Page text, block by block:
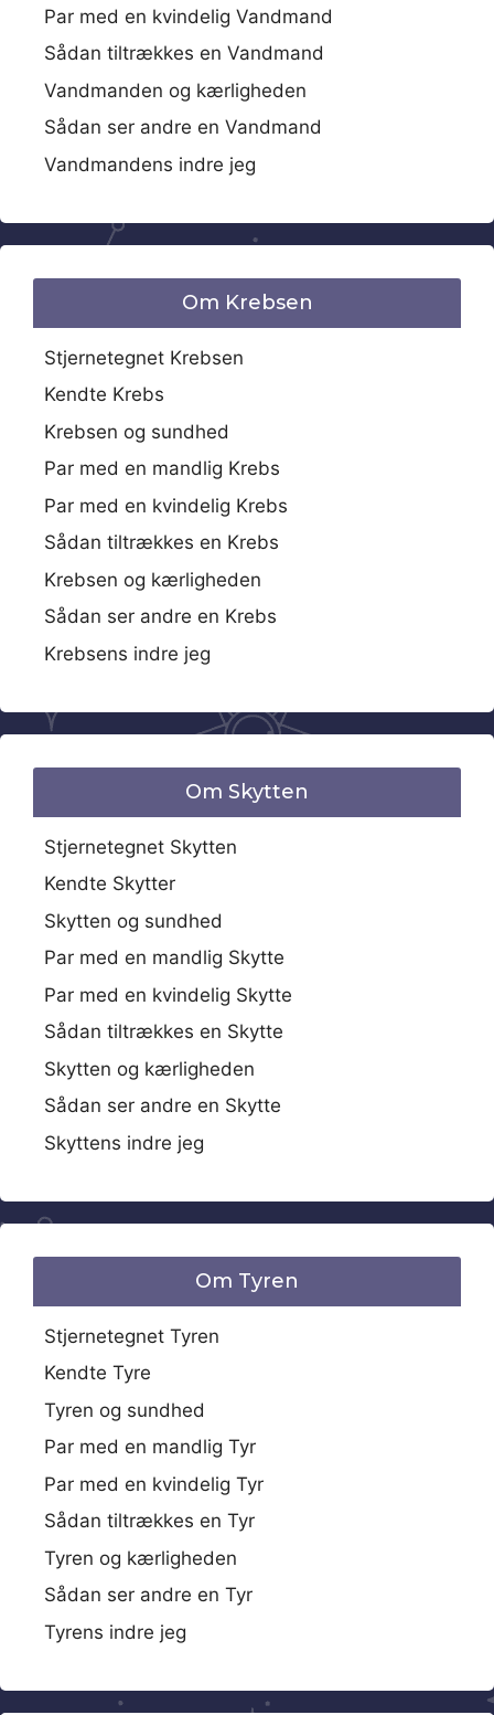
Par med en kvindelig Vandmand
Sådan tiltrækkes en Vandmand
Vandmanden og kærligheden
Sådan ser andre en Vandmand
Vandmandens indre jeg
Om Krebsen
Stjernetegnet Krebsen
Kendte Krebs
Krebsen og sundhed
Par med en mandlig Krebs
Par med en kvindelig Krebs
Sådan tiltrækkes en Krebs
Krebsen og kærligheden
Sådan ser andre en Krebs
Krebsens indre jeg
Om Skytten
Stjernetegnet Skytten
Kendte Skytter
Skytten og sundhed
Par med en mandlig Skytte
Par med en kvindelig Skytte
Sådan tiltrækkes en Skytte
Skytten og kærligheden
Sådan ser andre en Skytte
Skyttens indre jeg
Om Tyren
Stjernetegnet Tyren
Kendte Tyre
Tyren og sundhed
Par med en mandlig Tyr
Par med en kvindelig Tyr
Sådan tiltrækkes en Tyr
Tyren og kærligheden
Sådan ser andre en Tyr
Tyrens indre jeg